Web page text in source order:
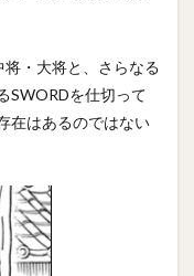
・大将と、さらなる
SWORDを仕切って
在はあるのではない